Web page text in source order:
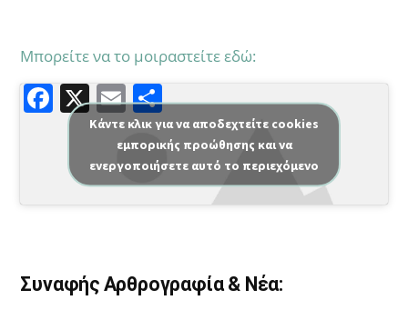
Μπορείτε να το μοιραστείτε εδώ:
F
a
e
b
o
k
X E
m
ai
l
Μ
οι
ρ
α
σ
ίτ
ε
Κάντε κλικ για να αποδεχτείτε cookies
εμπορικής προώθησης και να
ενεργοποιήσετε αυτό το περιεχόμενο
Συναφής Αρθρογραφία & Νέα: